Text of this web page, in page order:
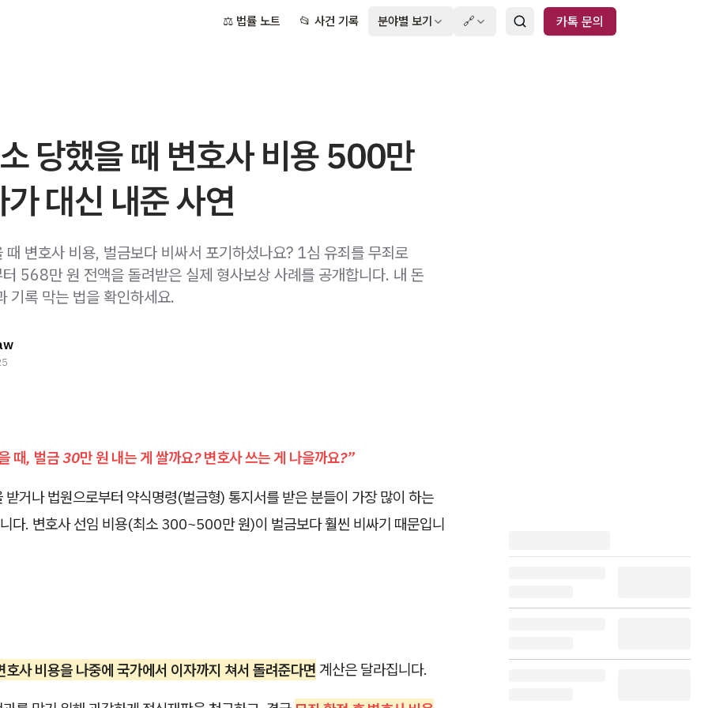
⚖️ 법률 노트 📂 사건 기록 분야별 보기 🔗 카톡 문의
당했을 때 변호사 비용 500만
대신 내준 사연
때 변호사 비용, 벌금보다 비싸서 포기하셨나요? 1심 유죄를 무죄로
568만 원 전액을 돌려받은 실제 형사보상 사례를 공개합니다. 내 돈
기록 막는 법을 확인하세요.
때, 벌금 30만 원 내는 게 쌀까요? 변호사 쓰는 게 나을까요?”
받거나 법원으로부터 약식명령(벌금형) 통지서를 받은 분들이 가장 많이 하는
다. 변호사 선임 비용(최소 300~500만 원)이 벌금보다 훨씬 비싸기 때문입니
호사 비용을 나중에 국가에서 이자까지 쳐서 돌려준다면 계산은 달라집니다.